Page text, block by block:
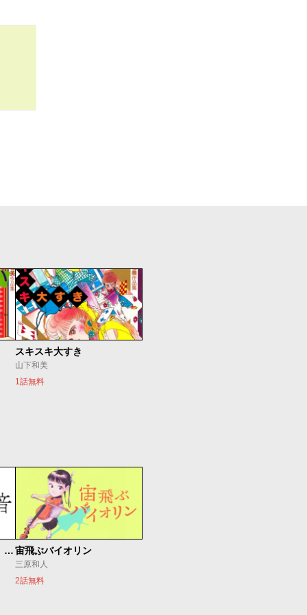
スキスキ大すき
山下和美
1話無料
もうひとつのピアノの森 整う音宙飛ぶバイオリン
三原和人
2話無料